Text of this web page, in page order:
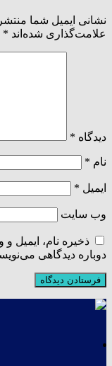
نشانی ایمیل شما
علامت‌گذاری شده‌اند *
دیدگاه *
نام *
ایمیل *
وب‌ سایت
ذخیره نام، ایمیل
دوباره دیدگاهی